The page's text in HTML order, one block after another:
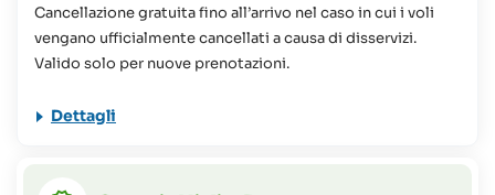
Il viaggio proposto non è consigliato per persone a
mobilità ridotta (per maggiori informazioni o richieste non
esitate a contattare il Team SeyVillas).
Cancellazione gratuita fino all’arrivo nel caso in cui i voli
vengano ufficialmente cancellati a causa di disservizi.
Valido solo per nuove prenotazioni.
Dettagli